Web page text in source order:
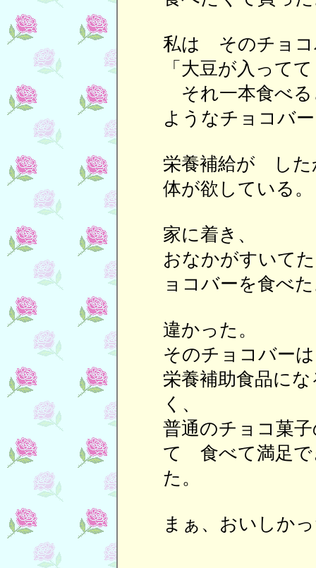
私は そのチョコ
「大豆が入って
それ一本食べ
ようなチョコバ
栄養補給が した
体が欲している。
家に着き、
おなかがすいて
ョコバーを食べ
違かった。
そのチョコバー
栄養補助食品に
く、
普通のチョコ菓
て 食べて満足
た。
まぁ、おいしか